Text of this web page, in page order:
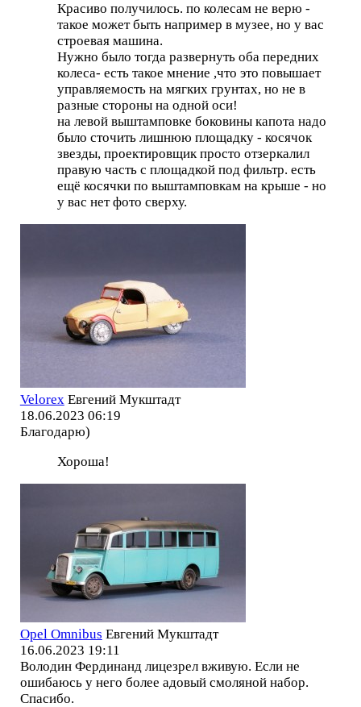
Красиво получилось. по колесам не верю -
такое может быть например в музее, но у вас
строевая машина.
Нужно было тогда развернуть оба передних
колеса- есть такое мнение ,что это повышает
управляемость на мягких грунтах, но не в
разные стороны на одной оси!
на левой выштамповке боковины капота надо
было сточить лишнюю площадку - косячок
звезды, проектировщик просто отзеркалил
правую часть с площадкой под фильтр. есть
ещё косячки по выштамповкам на крыше - но
у вас нет фото сверху.
Velorex Евгений Мукштадт
18.06.2023 06:19
Благодарю)
Хороша!
Opel Omnibus Евгений Мукштадт
16.06.2023 19:11
Володин Фердинанд лицезрел вживую. Если не
ошибаюсь у него более адовый смоляной набор.
Спасибо.